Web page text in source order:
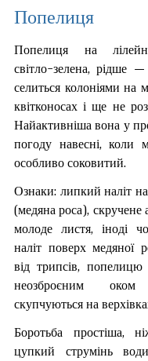
Попелиця
Попелиця на
світло-зелена, рідше
селиться колоніями на
квітконосах і ще не
Найактивніша вона у
погоду навесні, коли
особливо соковитий.
Ознаки: липкий наліт
(медяна роса), скручене
молоде листя, іноді
наліт поверх медяної
від трипсів,
неозброєним
скупчуються на
Боротьба простіша,
цупкий струмінь